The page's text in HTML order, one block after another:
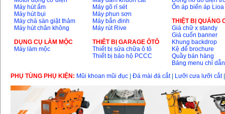
Máy hút ẩm
Máy hút bụi
Máy chà sàn giặt thảm
Máy hút chân không
DỤNG CỤ LÀM MỘC
Máy làm mộc
Máy gõ rỉ sét
Máy phun sơn
Máy bắn đinh
Máy rút Rive
THIÊT BỊ GARAGE ÔTÔ
Thiết bị sửa chữa ô tô
Thiết bị bảo hộ PCCC
Ổn áp biến áp Lioa
THIỆT BỊ QUẢNG
Giá chữ x standy
Giá cuốn banner
Khung backdrop
Kệ để brochure
Quầy bán hàng
Bảng menu chỉ dẫn
PHỤ TÙNG PHỤ KIỆN: Mũi khoan mũi đục Đá mài đá cắt| Lưỡi cưa lưỡi cắt